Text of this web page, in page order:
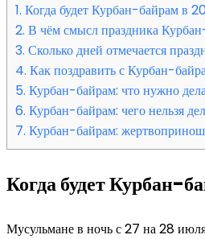
1. Когда будет Курбан-байрам в
2. В чём смысл праздника
3. Сколько дней отмечается
4. Как поздравить с Курбан-
5. Курбан-байрам: что нужно
6. Курбан-байрам: чего нельзя
7. Курбан-байрам:
Когда будет Курбан-
Мусульмане в ночь с 27 на 28